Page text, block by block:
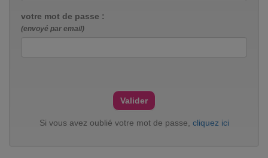
votre mot de passe :
(envoyé par email)
Si vous avez oublié votre mot de passe, cliquez ici